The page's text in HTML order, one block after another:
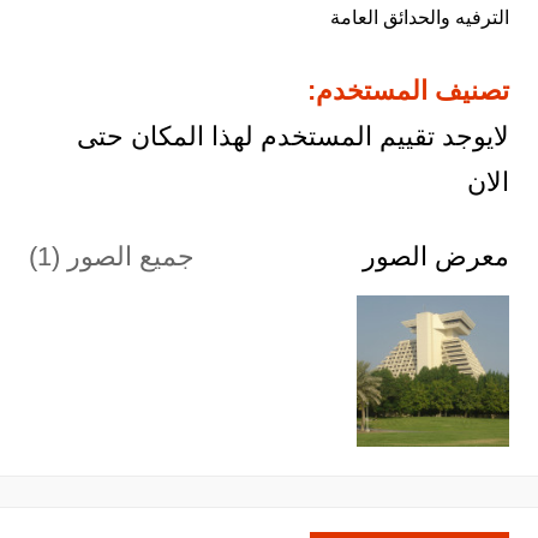
الترفيه والحدائق العامة
تصنيف المستخدم:
لايوجد تقييم المستخدم لهذا المكان حتى
الان
معرض الصور جميع الصور (1)